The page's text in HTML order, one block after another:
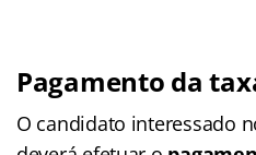
Pagamento da
O candidato interessado